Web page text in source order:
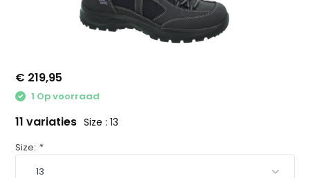
€ 219,95
1 Op voorraad
11 variaties Size : 13
Size: *